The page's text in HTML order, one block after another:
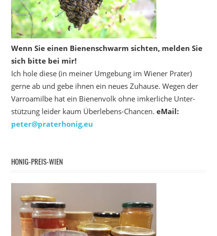
Wenn Sie einen Bienenschwarm sichten, melden Sie
sich bitte bei mir!
Ich hole diese (in meiner Umgebung im Wiener Prater)
gerne ab und gebe ihnen ein neues Zuhause. Wegen der
Varroamilbe hat ein Bienenvolk ohne imkerliche Unter­
stützung leider kaum Überlebens-Chancen. eMail:
peter@praterhonig.eu
HONIG-PREIS-WIEN